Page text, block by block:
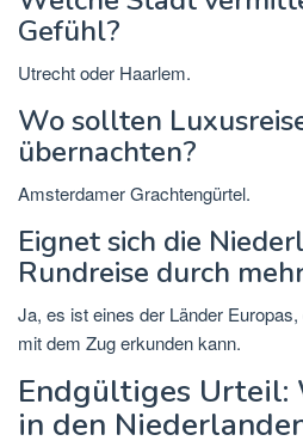
Gefühl?
Utrecht oder Haarlem.
Wo sollten
übernachten?
Amsterdamer Grachtengürtel.
Eignet sich die
Rundreise durch
Ja, es ist eines der Länder
mit dem Zug erkunden kann.
Endgültiges Urteil:
in den